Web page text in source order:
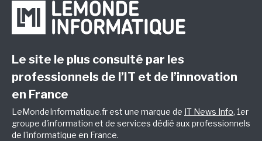
Le site le plus consulté par les
professionnels de l’IT et de l’innovation
en France
LeMondeInformatique.fr est une marque de IT News Info, 1er
groupe d'information et de services dédié aux professionnels
de l'informatique en France.